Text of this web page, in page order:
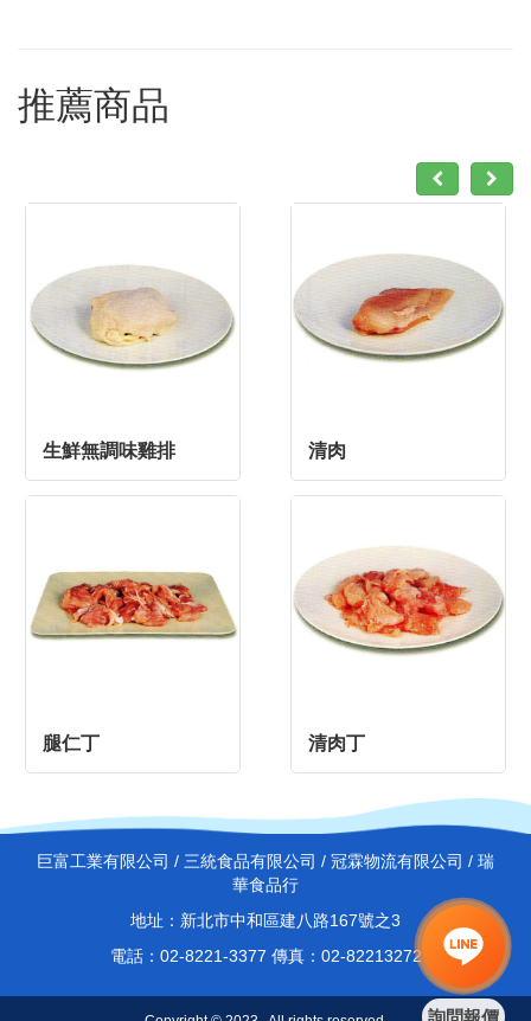
推薦商品
生鮮無調味雞排 清肉
腿仁丁 清肉丁
巨富工業有限公司 / 三統食品有限公司 / 冠霖物流有限公司 / 瑞
華食品行
地址：新北市中和區建八路167號之3
電話：02-8221-3377 傳真：02-82213272
詢問報價